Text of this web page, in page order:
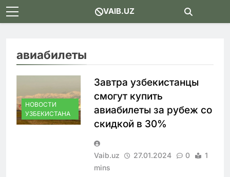
Skip
to
VAIB.UZ
авиабилеты
НОВОСТИ
УЗБЕКИСТАНА
Завтра узбекистанцы
смогут купить
авиабилеты за рубеж со
скидкой в 30%
Vaib.uz 27.01.2024 0
1
mins